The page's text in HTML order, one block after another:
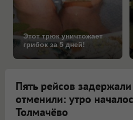
Этот трюк уничтожает
грибок за 5 дней!
Пять рейсов
отменили: утро
Толмачёво